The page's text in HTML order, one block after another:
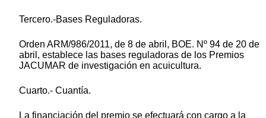
Tercero.-Bases Reguladoras.
Orden ARM/986/2011, de 8 de abril, BOE. Nº 94 de 20 de
abril, establece las bases reguladoras de los Premios
JACUMAR de investigación en acuicultura.
Cuarto.- Cuantía.
La financiación del premio se efectuará con cargo a la